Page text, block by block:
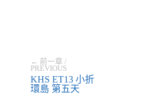
← 前一章 /
PREVIOUS
KHS ET13 小折
環島 第五天